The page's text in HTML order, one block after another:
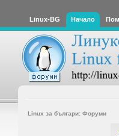
Linux-BG Начало
Linux за българи: Форуми